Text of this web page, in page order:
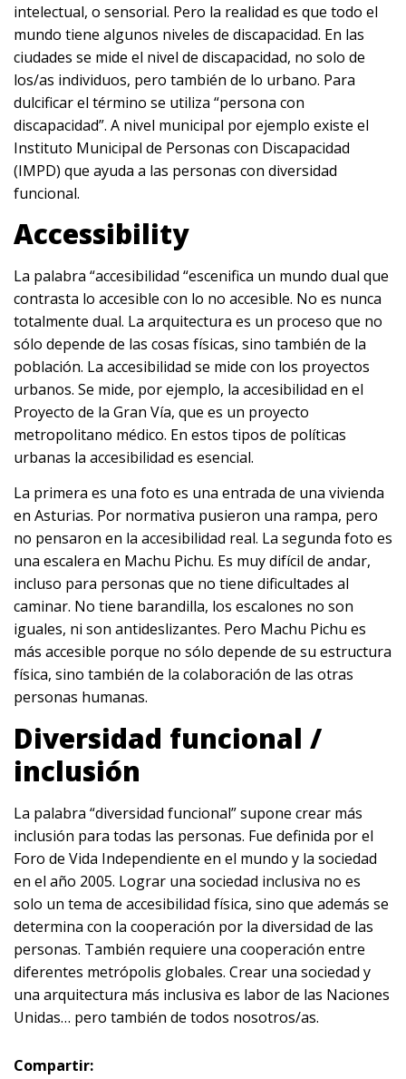
intelectual, o sensorial. Pero la realidad es que todo el
mundo tiene algunos niveles de discapacidad. En las
ciudades se mide el nivel de discapacidad, no solo de
los/as individuos, pero también de lo urbano. Para
dulcificar el término se utiliza “persona con
discapacidad”. A nivel municipal por ejemplo existe el
Instituto Municipal de Personas con Discapacidad
(IMPD) que ayuda a las personas con diversidad
funcional.
Accessibility
La palabra “accesibilidad “escenifica un mundo dual que
contrasta lo accesible con lo no accesible. No es nunca
totalmente dual. La arquitectura es un proceso que no
sólo depende de las cosas físicas, sino también de la
población. La accesibilidad se mide con los proyectos
urbanos. Se mide, por ejemplo, la accesibilidad en el
Proyecto de la Gran Vía, que es un proyecto
metropolitano médico. En estos tipos de políticas
urbanas la accesibilidad es esencial.
La primera es una foto es una entrada de una vivienda
en Asturias. Por normativa pusieron una rampa, pero
no pensaron en la accesibilidad real. La segunda foto es
una escalera en Machu Pichu. Es muy difícil de andar,
incluso para personas que no tiene dificultades al
caminar. No tiene barandilla, los escalones no son
iguales, ni son antideslizantes. Pero Machu Pichu es
más accesible porque no sólo depende de su estructura
física, sino también de la colaboración de las otras
personas humanas.
Diversidad funcional /
inclusión
La palabra “diversidad funcional” supone crear más
inclusión para todas las personas. Fue definida por el
Foro de Vida Independiente en el mundo y la sociedad
en el año 2005. Lograr una sociedad inclusiva no es
solo un tema de accesibilidad física, sino que además se
determina con la cooperación por la diversidad de las
personas. También requiere una cooperación entre
diferentes metrópolis globales. Crear una sociedad y
una arquitectura más inclusiva es labor de las Naciones
Unidas… pero también de todos nosotros/as.
Compartir: